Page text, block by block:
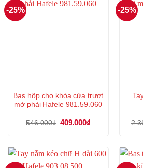
-25%
Bas hộp cho khóa cửa trượt
mở phải Hafele 981.59.060
546.000₫ Giá
409.000₫
409.000₫.
-25%